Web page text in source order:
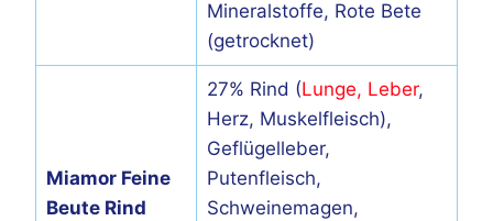
Mineralstoffe, Rote Bete
(getrocknet)
Miamor Feine
Beute Rind
27% Rind (Lunge, Leber,
Herz, Muskelfleisch),
Geflügelleber,
Putenfleisch,
Schweinemagen,